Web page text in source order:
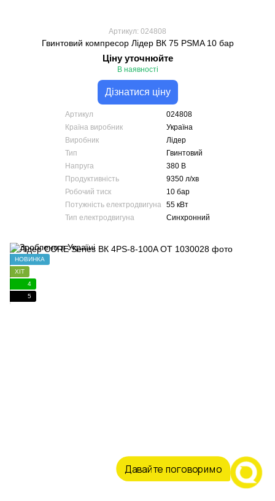
Артикул: 024808
Гвинтовий компресор Лідер ВК 75 PSMA 10 бар
Ціну уточнюйте
В наявності
Дізнатися ціну
Артикул
024808
Країна виробник
Україна
Виробник
Лідер
Тип
Гвинтовий
Напруга
380 В
Продуктивність
9350 л/хв
Робочий тиск
10 бар
Потужність електродвигуна 55 кВт
Тип електродвигуна
Синхронний
НОВИНКА
ХІТ
4
5
Давайте поговоримо